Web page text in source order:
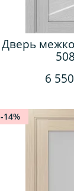
Дверь
6
-14%